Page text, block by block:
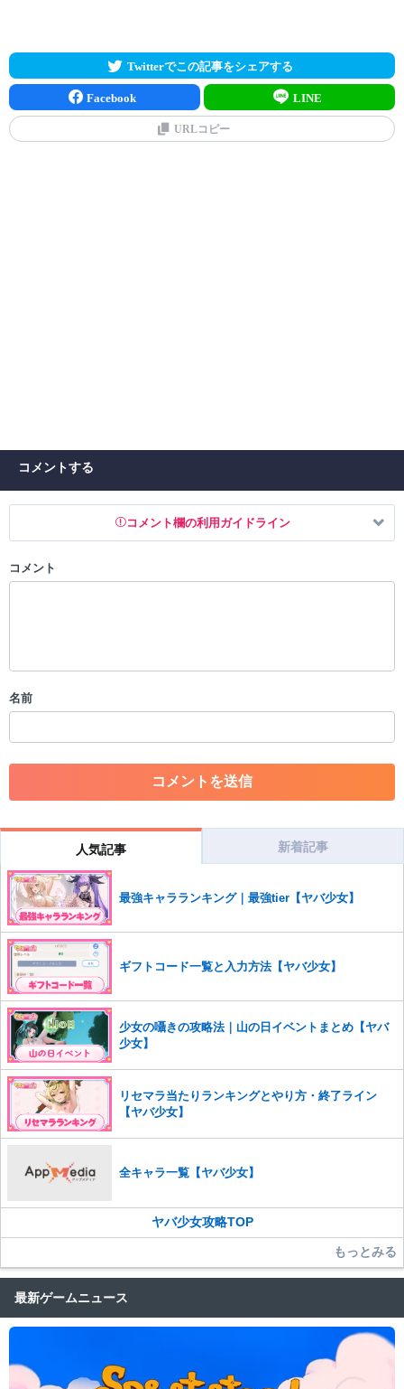
Twitterでこの記事をシェアする
Facebook LINE
URLコピー
コメントする
コメント欄の利用ガイドライン
以下の書き込みを禁止とし、場合によってはコメント削除や書き込み制
・一度削除された投稿を再び投稿すること
・アカウントの売買など金銭が絡む内容の投稿
・各ゲームのネタバレを含む内容の投稿
・その他、管理者が不適切と判断した投稿
だけますでしょうか。
コメントの削除を申請する
※投稿内容を確認後、順次対応さ
せていただきます。ご了承ください。
※一度削除したコメントは復元ができませんのでご注意くだ
さい。
また、過度な利用規約の違反や、弊社に損害の及ぶ内容の書き込みがあ
った場合は、法的措置をとらせていただく場合もございますので、あら
かじめご理解くださいませ。
コメント
名前
人気記事 新着記事
最強キャラランキング｜最強tier【ヤバ少女】
ギフトコード一覧と入力方法【ヤバ少女】
少女の囁きの攻略法｜山の日イベントまとめ【ヤバ
少女】
リセマラ当たりランキングとやり方・終了ライン
【ヤバ少女】
全キャラ一覧【ヤバ少女】
ヤバ少女攻略TOP
もっとみる
最新ゲームニュース